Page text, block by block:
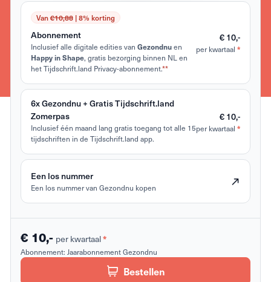
Van€10,88| 8% korting
Abonnement
Inclusief alle digitale edities van Gezondnuen
Happy in Shape, gratis bezorging binnen NL en
het Tijdschrift.land Privacy-abonnement.**
€ 10,-
per kwartaal *
6x Gezondnu + Gratis Tijdschrift.land
Zomerpas
Inclusief één maand lang gratis toegang tot alle 15
tijdschriften in de Tijdschrift.land app.
€ 10,-
per kwartaal *
Een los nummer
Een los nummer van Gezondnu kopen
€ 10,- per kwartaal*
Abonnement: Jaarabonnement Gezondnu
Bestellen